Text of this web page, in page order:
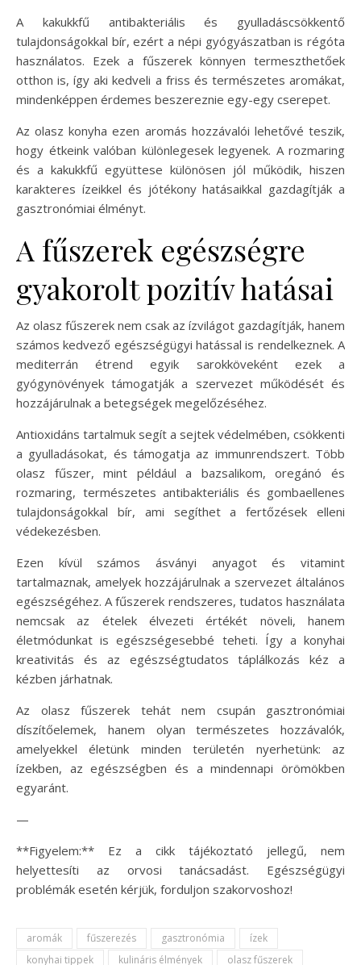
A kakukkfű antibakteriális és gyulladáscsökkentő
tulajdonságokkal bír, ezért a népi gyógyászatban is régóta
használatos. Ezek a fűszerek könnyen termeszthetőek
otthon is, így aki kedveli a friss és természetes aromákat,
mindenképpen érdemes beszereznie egy-egy cserepet.
Az olasz konyha ezen aromás hozzávalói lehetővé teszik,
hogy étkeink valóban különlegesek legyenek. A rozmaring
és a kakukkfű együttese különösen jól működik, hiszen
karakteres ízeikkel és jótékony hatásaikkal gazdagítják a
gasztronómiai élményt.
A fűszerek egészségre
gyakorolt pozitív hatásai
Az olasz fűszerek nem csak az ízvilágot gazdagítják, hanem
számos kedvező egészségügyi hatással is rendelkeznek. A
mediterrán étrend egyik sarokköveként ezek a
gyógynövények támogatják a szervezet működését és
hozzájárulnak a betegségek megelőzéséhez.
Antioxidáns tartalmuk segít a sejtek védelmében, csökkenti
a gyulladásokat, és támogatja az immunrendszert. Több
olasz fűszer, mint például a bazsalikom, oregánó és
rozmaring, természetes antibakteriális és gombaellenes
tulajdonságokkal bír, ami segíthet a fertőzések elleni
védekezésben.
Ezen kívül számos ásványi anyagot és vitamint
tartalmaznak, amelyek hozzájárulnak a szervezet általános
egészségéhez. A fűszerek rendszeres, tudatos használata
nemcsak az ételek élvezeti értékét növeli, hanem
életmódunkat is egészségesebbé teheti. Így a konyhai
kreativitás és az egészségtudatos táplálkozás kéz a
kézben járhatnak.
Az olasz fűszerek tehát nem csupán gasztronómiai
díszítőelemek, hanem olyan természetes hozzávalók,
amelyekkel életünk minden területén nyerhetünk: az
ízekben, az egészségben és a mindennapi örömökben
egyaránt.
—
**Figyelem:** Ez a cikk tájékoztató jellegű, nem
helyettesíti az orvosi tanácsadást. Egészségügyi
problémák esetén kérjük, forduljon szakorvoshoz!
aromák fűszerezés gasztronómia
ízek
konyhai tippek
kulináris élmények olasz fűszerek